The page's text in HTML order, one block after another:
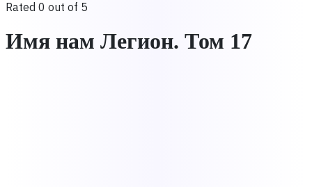
Rated 0 out of 5
Имя нам Легион. Том 17